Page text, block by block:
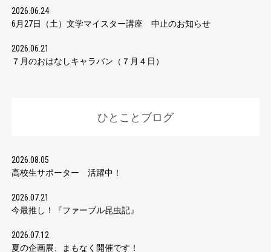
2026.06.24
6月27日（土）文学マイスター講座 中止のお知らせ
2026.06.21
７月のおはなしキャラバン（７月４日）
ひとことブログ
2026.08.05
高校生サポーター 活躍中！
2026.07.21
今最推し！『ファーブル昆虫記』
2026.07.12
夏の企画展、まもなく開催です！